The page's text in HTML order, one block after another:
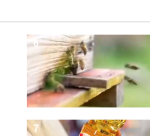
6
7